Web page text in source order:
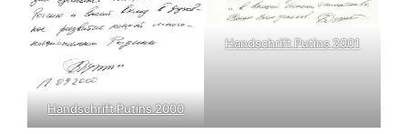
Handschrift Putins 2000
Handschrift Putins 2001